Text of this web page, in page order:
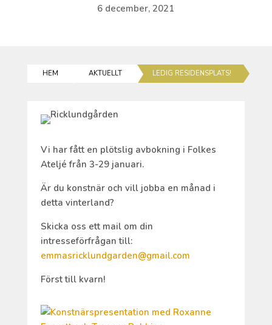
6 december, 2021
HEM AKTUELLT LEDIG RESIDENSPLATS!
Vi har fått en plötslig avbokning i Folkes
Ateljé från 3-29 januari.
Är du konstnär och vill jobba en månad i
detta vinterland?
Skicka oss ett mail om din
intresseförfrågan till:
emmasricklundgarden@gmail.com
Först till kvarn!